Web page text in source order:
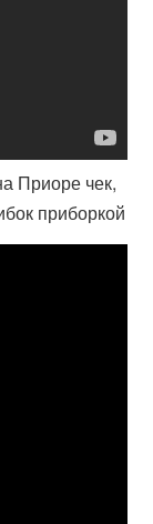
Приоре чек,
приборкой